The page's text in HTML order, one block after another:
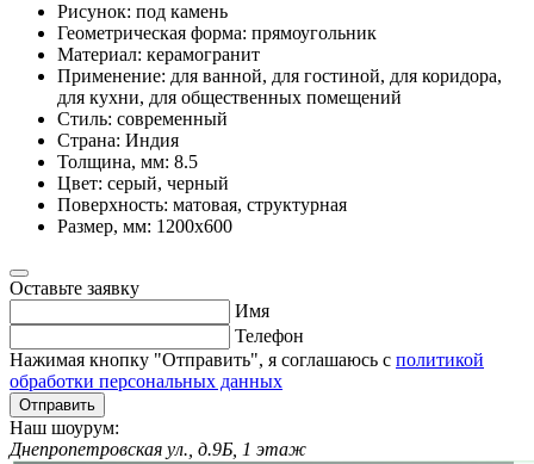
Рисунок: под камень
Геометрическая форма: прямоугольник
Материал: керамогранит
Применение: для ванной, для гостиной, для коридора,
для кухни, для общественных помещений
Стиль: современный
Страна: Индия
Толщина, мм: 8.5
Цвет: серый, черный
Поверхность: матовая, структурная
Размер, мм: 1200х600
Оставьте заявку
Имя
Телефон
Нажимая кнопку "Отправить", я соглашаюсь с политикой
обработки персональных данных
Отправить
Наш шоурум:
Днепропетровская ул., д.9Б, 1 этаж